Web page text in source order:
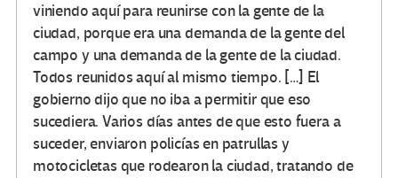
viniendo aquí para reunirse con la gente de la
ciudad, porque era una demanda de la gente del
campo y una demanda de la gente de la ciudad.
Todos reunidos aquí al mismo tiempo. […] El
gobierno dijo que no iba a permitir que eso
sucediera. Varios días antes de que esto fuera a
suceder, enviaron policías en patrullas y
motocicletas que rodearon la ciudad, tratando de